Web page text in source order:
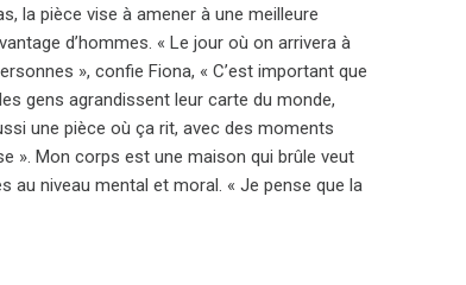
la pièce vise à amener à une meilleure
d’hommes. « Le jour où on arrivera à
», confie Fiona, « C’est important que
gens agrandissent leur carte du monde,
une pièce où ça rit, avec des moments
». Mon corps est une maison qui brûle veut
au niveau mental et moral. « Je pense que la